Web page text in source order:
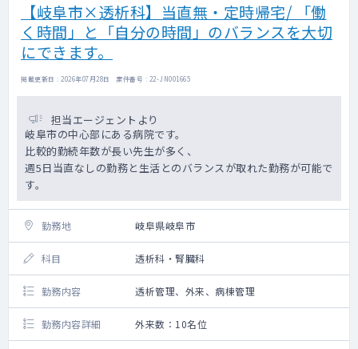
【岐阜市×透析科】当直無・定時帰宅/ 「働
く時間」と「自分の時間」のバランスを大切
にできます。
掲載更新日 : 2026年07月28日 案件番号 : 22-JN001665
担当エージェントより
岐阜市の中心部にある病院です。
比較的勤続年数が長い先生が多く、
週5日当直なしの勤務と生活とのバランスが取れた勤務が可能で
す。
勤務地 岐阜県岐阜市
科目 透析科・腎臓科
勤務内容 透析管理、外来、病棟管理
勤務内容詳細 外来数：10名位